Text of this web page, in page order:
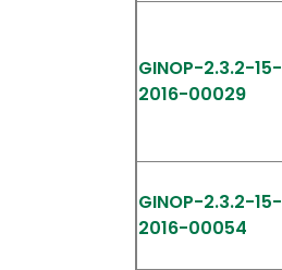
GINOP-2.3.2-15-
2016-00029
GINOP-2.3.2-15-
2016-00054